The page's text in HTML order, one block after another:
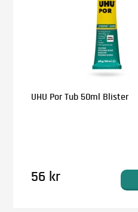
UHU Por Tub 50ml Blister
56 kr